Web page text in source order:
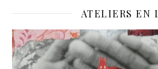
ATELIERS EN